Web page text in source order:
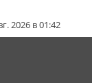
2026 в 01:42